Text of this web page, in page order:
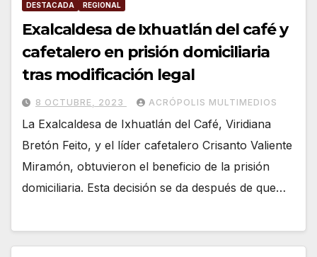
DESTACADA REGIONAL
Exalcaldesa de Ixhuatlán del café y
cafetalero en prisión domiciliaria
tras modificación legal
8 OCTUBRE, 2023 ACRÓPOLIS MULTIMEDIOS
La Exalcaldesa de Ixhuatlán del Café, Viridiana
Bretón Feito, y el líder cafetalero Crisanto Valiente
Miramón, obtuvieron el beneficio de la prisión
domiciliaria. Esta decisión se da después de que…